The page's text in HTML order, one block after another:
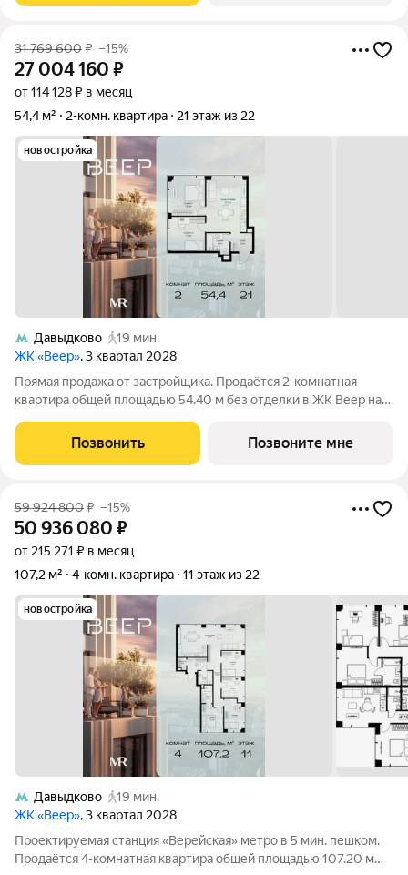
31 769 600₽ –15%
27 004 160 ₽
от 114 128 ₽ в месяц
54,4 м²
2-комн. квартира 21 этаж из 22
новостройка
Давыдково
19 мин.
ЖК «Веер», 3 квартал 2028
Прямая продажа от застройщика. Продаётся 2-комнатная
квартира общей площадью 54.40 м без отделки в ЖК Веер на
класса в престижном ЗАО Москвы всего 5 минут до
Кутузовского проспекта. 15 минут
Позвонить Позвоните мне
59 924 800₽ –15%
50 936 080 ₽
от 215 271 ₽ в месяц
107,2 м²
4-комн. квартира 11 этаж из 22
новостройка
Давыдково
19 мин.
ЖК «Веер», 3 квартал 2028
Проектируемая станция «Верейская» метро в 5 мин. пешком.
Продаётся 4-комнатная квартира общей площадью 107.20 м